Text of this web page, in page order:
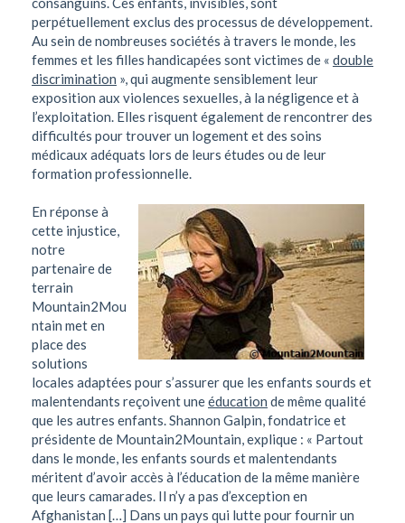
perpétuellement exclus des processus de développement.
Au sein de nombreuses sociétés à travers le monde, les
femmes et les filles handicapées sont victimes de « double
discrimination », qui augmente sensiblement leur
exposition aux violences sexuelles, à la négligence et à
l’exploitation. Elles risquent également de rencontrer des
difficultés pour trouver un logement et des soins
médicaux adéquats lors de leurs études ou de leur
formation professionnelle.
En réponse à
cette injustice,
notre
partenaire de
terrain
Mountain2Mou
ntain met en
place des
solutions
locales adaptées pour s’assurer que les enfants sourds et
malentendants reçoivent uneéducation de même qualité
que les autres enfants. Shannon Galpin, fondatrice et
présidente de Mountain2Mountain, explique : « Partout
dans le monde, les enfants sourds et malentendants
méritent d’avoir accès à l’éducation de la même manière
que leurs camarades. Il n’y a pas d’exception en
Afghanistan […] Dans un pays qui lutte pour fournir un